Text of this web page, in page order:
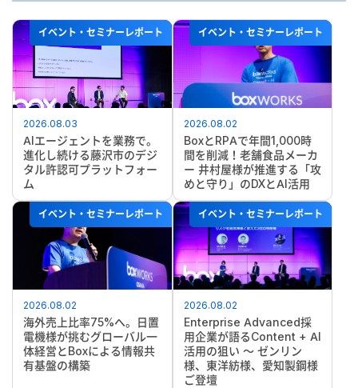
イベント・セミナーレポート
2026.08.03
AIエージェントを業務で。
進化し続ける藤沢市のデジ
タル許認可プラットフォー
ム
イベント・セミナーレポート
2026.08.02
BoxとRPAで年間1,000時
間を削減！老舗食品メーカ
ー 井村屋様が推進する「攻
めと守り」のDXとAI活用
イベント・セミナーレポート
2026.08.02
海外売上比率75%へ。日置
電機様が挑むグローバル一
体経営とBoxによる情報共
有基盤の構築
イベント・セミナーレポート
2026.08.02
Enterprise Advanced採
用企業が語るContent + AI
活用の狙い ～ ゼンリン
様、東洋紡様、愛知製鋼様
ご登壇